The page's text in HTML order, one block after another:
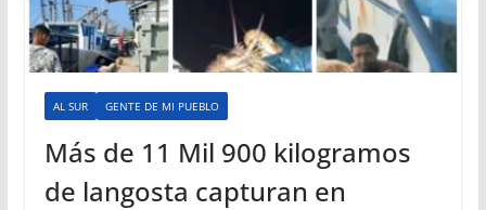
AL SUR GENTE DE MI PUEBLO
Más de 11 Mil 900 kilogramos
de langosta capturan en